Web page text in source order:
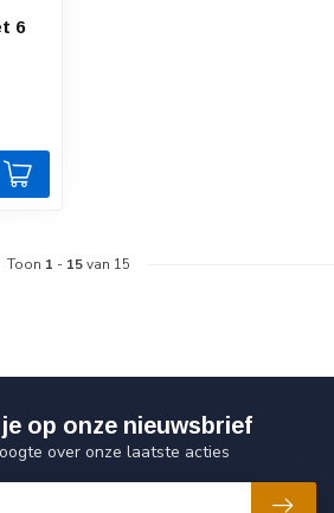
6
Toon 1 - 15van 15
op onze nieuwsbrief
over onze laatste acties